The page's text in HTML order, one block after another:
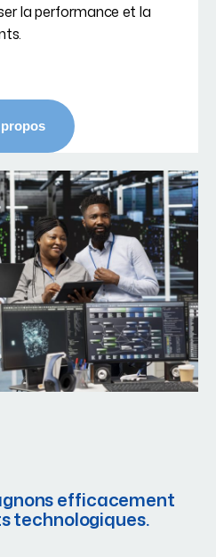
la performance et la
efficacement
technologiques.